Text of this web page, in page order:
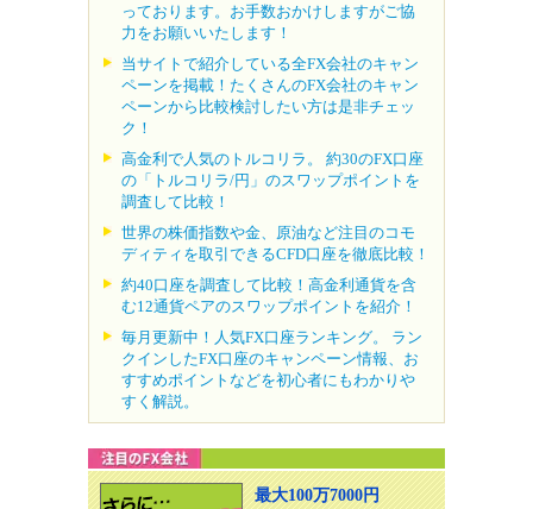
っております。お手数おかけしますがご協
力をお願いいたします！
当サイトで紹介している全FX会社のキャン
ペーンを掲載！たくさんのFX会社のキャン
ペーンから比較検討したい方は是非チェッ
ク！
高金利で人気のトルコリラ。 約30のFX口座
の「トルコリラ/円」のスワップポイントを
調査して比較！
世界の株価指数や金、原油など注目のコモ
ディティを取引できるCFD口座を徹底比較！
約40口座を調査して比較！高金利通貨を含
む12通貨ペアのスワップポイントを紹介！
毎月更新中！人気FX口座ランキング。 ラン
クインしたFX口座のキャンペーン情報、お
すすめポイントなどを初心者にもわかりや
すく解説。
最大100万7000円